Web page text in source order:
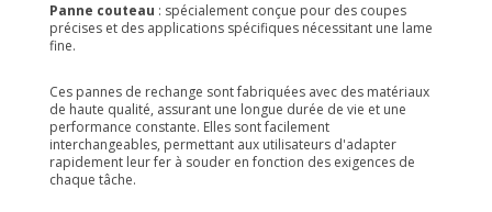
Panne couteau : spécialement conçue pour des coupes
précises et des applications spécifiques nécessitant une lame
fine.
Ces pannes de rechange sont fabriquées avec des matériaux
de haute qualité, assurant une longue durée de vie et une
performance constante. Elles sont facilement
interchangeables, permettant aux utilisateurs d'adapter
rapidement leur fer à souder en fonction des exigences de
chaque tâche.